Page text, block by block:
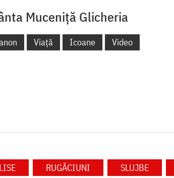
Muceniță Glicheria
Viață Icoane Video
RUGĂCIUNI SLUJBE